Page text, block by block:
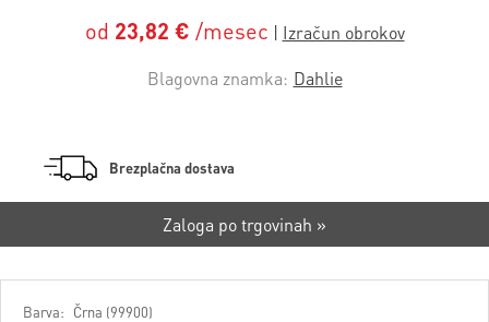
od 23,82 € /mesec
Blagovna znamka: Dahlie
Brezplačna dostava
Zaloga po trgovinah »
Barva: Črna (99900)